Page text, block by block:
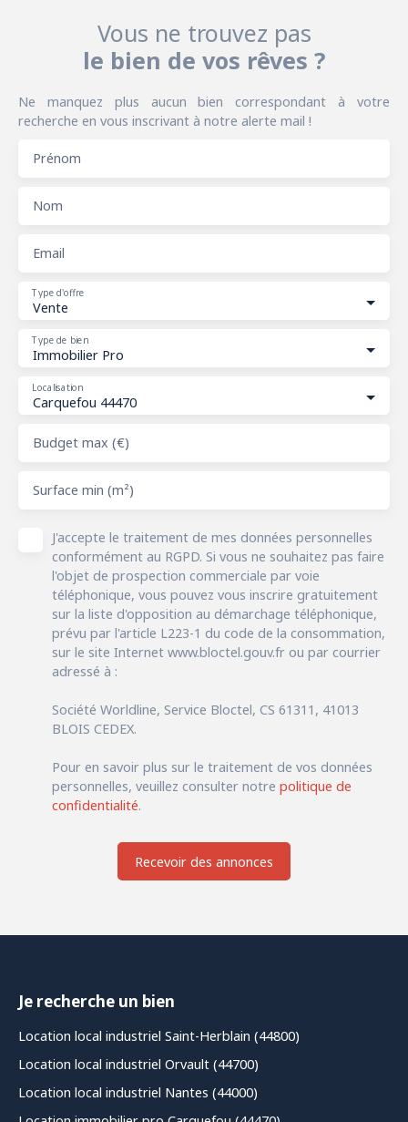
Vous ne trouvez pas
le bien de vos rêves ?
Ne manquez plus aucun bien correspondant à votre
recherche en vous inscrivant à notre alerte mail !
Prénom
Nom
Email
Vente
Type d'offre
Immobilier Pro
Type de bien
Carquefou 44470
Localisation
Budget max (€)
Surface min (m²)
J'accepte le traitement de mes données personnelles
conformément au RGPD. Si vous ne souhaitez pas faire
l'objet de prospection commerciale par voie
téléphonique, vous pouvez vous inscrire gratuitement
sur la liste d'opposition au démarchage téléphonique,
prévu par l'article L223-1 du code de la consommation,
sur le site Internet www.bloctel.gouv.fr ou par courrier
adressé à :
Société Worldline, Service Bloctel, CS 61311, 41013
BLOIS CEDEX.
Pour en savoir plus sur le traitement de vos données
personnelles, veuillez consulter notre politique de
confidentialité.
Recevoir des annonces
Je recherche un bien
Location local industriel Saint-Herblain (44800)
Location local industriel Orvault (44700)
Location local industriel Nantes (44000)